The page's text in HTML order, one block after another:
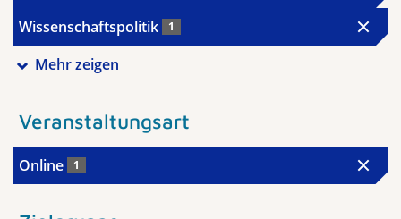
Wissenschaftspolitik 1
Mehr zeigen
Veranstaltungsart
Online 1